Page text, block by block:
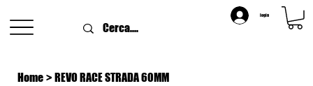
login
Home > REVO RACE STRADA 60MM